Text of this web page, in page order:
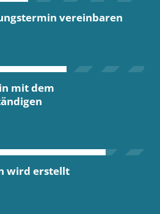
vereinbaren
mit dem
wird erstellt